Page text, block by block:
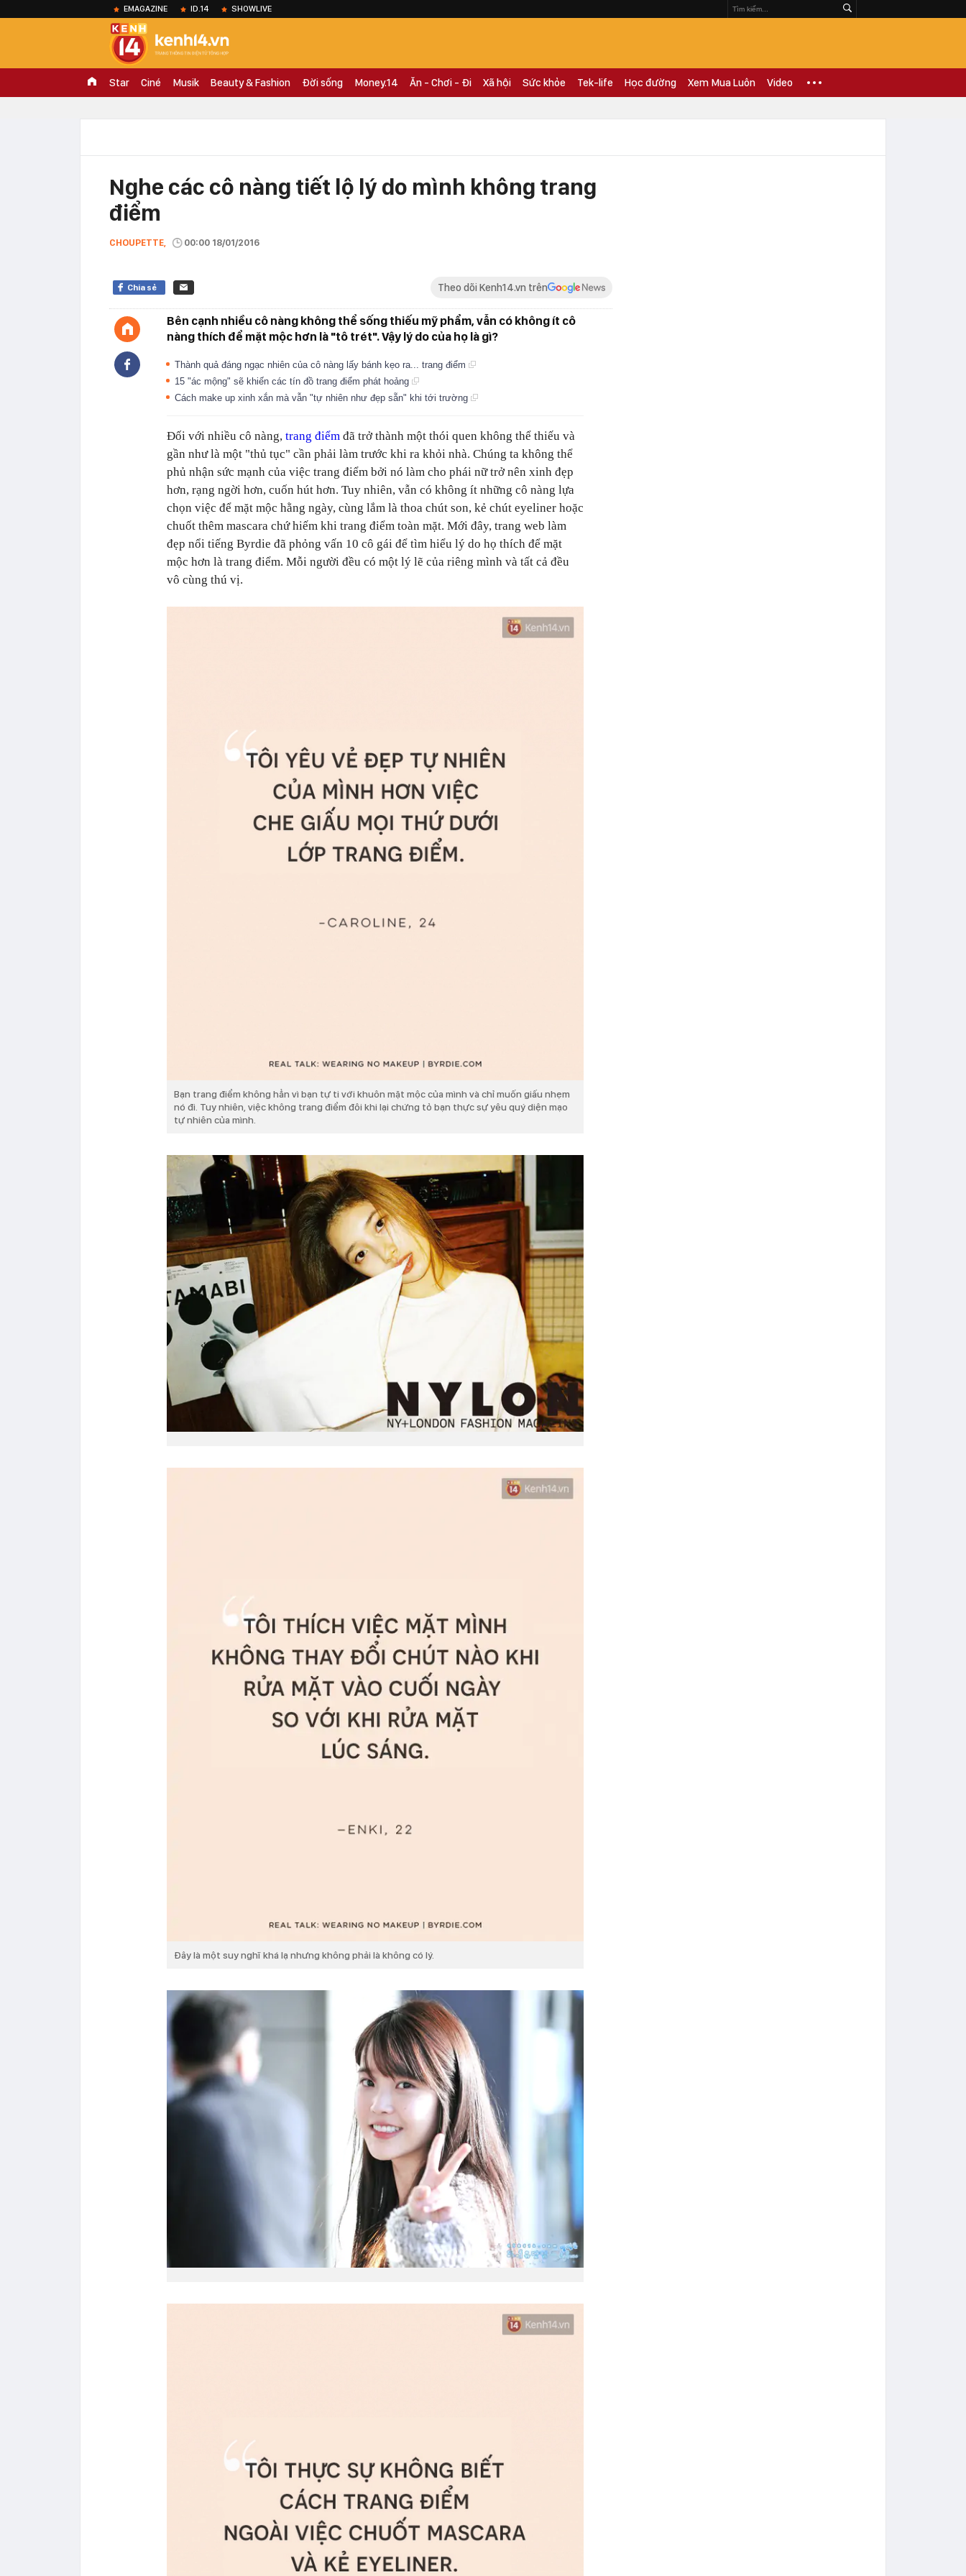
EMAGAZINE ID.14 SHOWLIVE
Star Ciné Musik Beauty & Fashion Đời sống Money.14 Ăn - Chơi - Đi Xã hội Sức khỏe Tek-life Học đường Xem Mua Luôn Video
Nghe các cô nàng tiết lộ lý do mình không trang
điểm
CHOUPETTE, 00:00 18/01/2016
Chia sẻ Theo dõi Kenh14.vn trên
Bên cạnh nhiều cô nàng không thể sống thiếu mỹ phẩm, vẫn có không ít cô
nàng thích để mặt mộc hơn là "tô trét". Vậy lý do của họ là gì?
Thành quả đáng ngạc nhiên của cô nàng lấy bánh kẹo ra... trang điểm
15 "ác mộng" sẽ khiến các tín đồ trang điểm phát hoảng
Cách make up xinh xắn mà vẫn "tự nhiên như đẹp sẵn" khi tới trường
Đối với nhiều cô nàng, trang điểm đã trở thành một thói quen không thể thiếu và
gần như là một "thủ tục" cần phải làm trước khi ra khỏi nhà. Chúng ta không thể
phủ nhận sức mạnh của việc trang điểm bởi nó làm cho phái nữ trở nên xinh đẹp
hơn, rạng ngời hơn, cuốn hút hơn. Tuy nhiên, vẫn có không ít những cô nàng lựa
chọn việc để mặt mộc hằng ngày, cùng lắm là thoa chút son, kẻ chút eyeliner hoặc
chuốt thêm mascara chứ hiếm khi trang điểm toàn mặt. Mới đây, trang web làm
đẹp nổi tiếng Byrdie đã phỏng vấn 10 cô gái để tìm hiểu lý do họ thích để mặt
mộc hơn là trang điểm. Mỗi người đều có một lý lẽ của riêng mình và tất cả đều
vô cùng thú vị.
Bạn trang điểm không hẳn vì bạn tự ti với khuôn mặt mộc của mình và chỉ muốn giấu nhẹm
nó đi. Tuy nhiên, việc không trang điểm đôi khi lại chứng tỏ bạn thực sự yêu quý diện mạo
tự nhiên của mình.
Đây là một suy nghĩ khá lạ nhưng không phải là không có lý.